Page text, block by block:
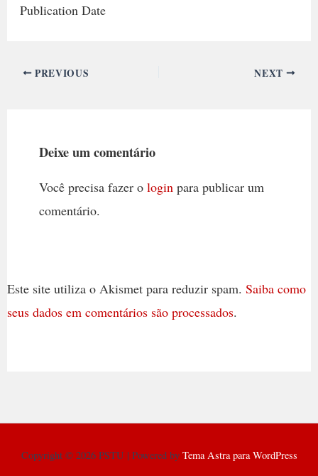
Publication Date
PREVIOUS NEXT
Deixe um comentário
Você precisa fazer o loginpara publicar um
comentário.
Este site utiliza o Akismet para reduzir spam. Saiba como
seus dados em comentários são processados.
Copyright © 2026 PSTU | Powered by Tema Astra para WordPress